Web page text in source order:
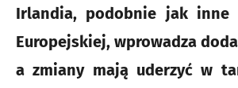
Irlandia, podobnie jak inne
Europejskiej, wprowadza
a zmiany mają uderzyć w